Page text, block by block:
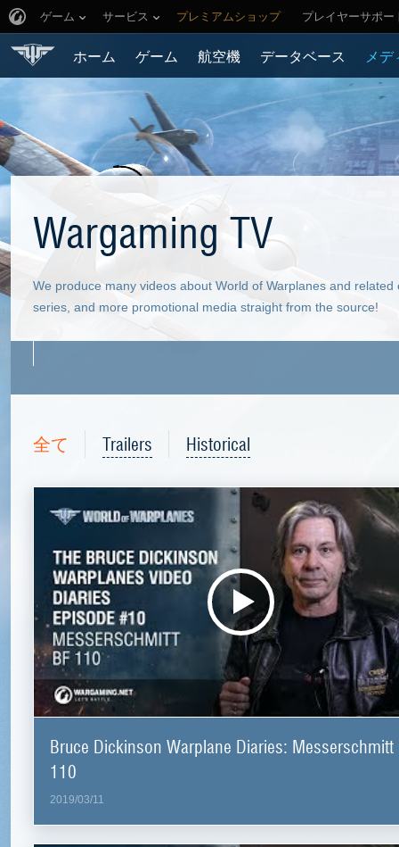
ゲーム サービス プレミアムショップ プレイヤーサポー
ホーム ゲーム 航空機 データベース メ
Wargaming TV
We produce many videos about World of Warplanes and
series, and more promotional media straight from the source!
全て Trailers Historical
Bruce Dickinson Warplane Diaries: Messerschmitt
110
2019/03/11